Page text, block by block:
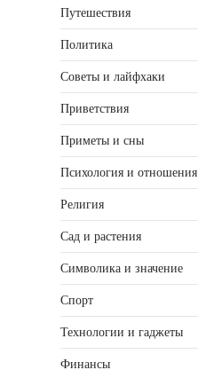
Путешествия
Политика
Советы и лайфхаки
Приветствия
Приметы и сны
Психология и отношения
Религия
Сад и растения
Символика и значение
Спорт
Технологии и гаджеты
Финансы